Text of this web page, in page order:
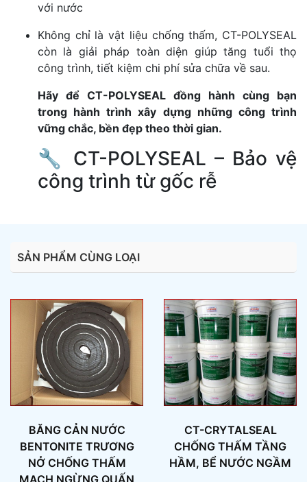
với nước
Không chỉ là vật liệu chống thấm, CT-POLYSEAL
còn là giải pháp toàn diện giúp tăng tuổi thọ
công trình, tiết kiệm chi phí sửa chữa về sau.
Hãy để CT-POLYSEAL đồng hành cùng bạn
trong hành trình xây dựng những công trình
vững chắc, bền đẹp theo thời gian.
🔧 CT-POLYSEAL – Bảo vệ
công trình từ gốc rễ
SẢN PHẨM CÙNG LOẠI
BĂNG CẢN NƯỚC
BENTONITE TRƯƠNG
NỞ CHỐNG THẤM
MẠCH NGỪNG QUẤN
CT-CRYTALSEAL
CHỐNG THẤM TẦNG
HẦM, BỂ NƯỚC NGẦM